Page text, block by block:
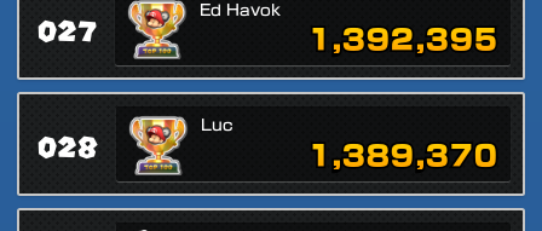
027
Ed Havok
1,392,395
028
Luc
1,389,370